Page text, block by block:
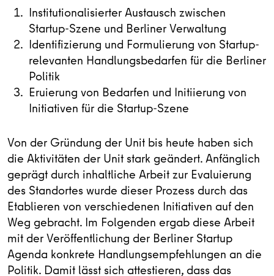
Institutionalisierter Austausch zwischen
Startup-Szene und Berliner Verwaltung
Identifizierung und Formulierung von Startup-
relevanten Handlungsbedarfen für die Berliner
Politik
Eruierung von Bedarfen und Initiierung von
Initiativen für die Startup-Szene
Von der Gründung der Unit bis heute haben sich
die Aktivitäten der Unit stark geändert. Anfänglich
geprägt durch inhaltliche Arbeit zur Evaluierung
des Standortes wurde dieser Prozess durch das
Etablieren von verschiedenen Initiativen auf den
Weg gebracht. Im Folgenden ergab diese Arbeit
mit der Veröffentlichung der Berliner Startup
Agenda konkrete Handlungsempfehlungen an die
Politik. Damit lässt sich attestieren, dass das